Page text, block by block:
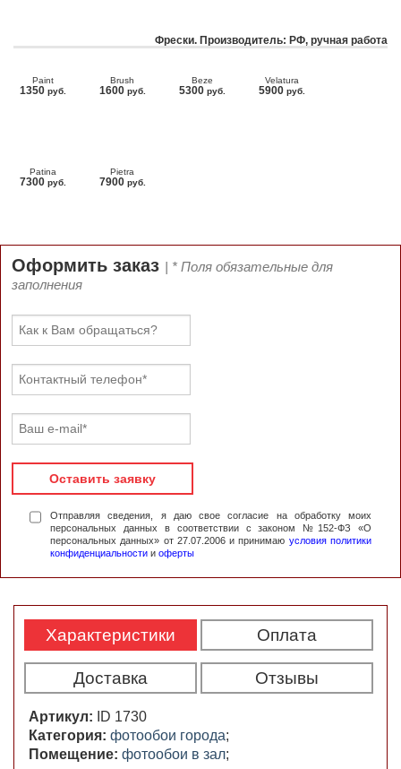
Фрески. Производитель: РФ, ручная работа
Paint
1350 руб.
Brush
1600 руб.
Beze
5300 руб.
Velatura
5900 руб.
Patina
7300 руб.
Pietra
7900 руб.
Оформить заказ | * Поля обязательные для
заполнения
Оставить заявку
Отправляя сведения, я даю свое согласие на обработку моих
персональных данных в соответствии с законом №152-ФЗ «О
персональных данных» от 27.07.2006 и принимаю условия политики
конфиденциальности и оферты
Характеристики Оплата
Доставка Отзывы
Артикул:
ID 1730
Категория: фотообои города;
Помещение: фотообои в зал;